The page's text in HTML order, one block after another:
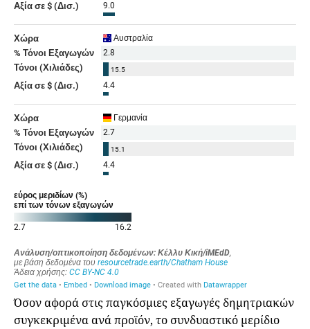
Όσον αφορά στις παγκόσμιες εξαγωγές δημητριακών
συγκεκριμένα ανά προϊόν, το συνδυαστικό μερίδιο